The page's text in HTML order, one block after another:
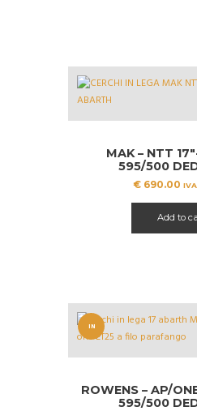
MAK – NTT
595/500
€ 690.00
Add to
IN
ROWENS – AP/
595/500